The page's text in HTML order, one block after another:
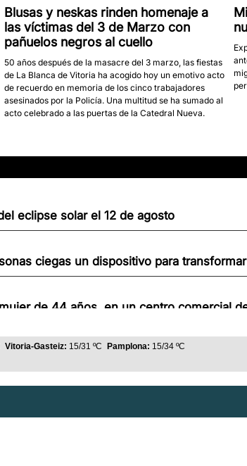
Blusas y neskas rinden homenaje a
las víctimas del 3 de Marzo con
pañuelos negros al cuello
50 años después de la masacre del 3 marzo, las fiestas
de La Blanca de Vitoria ha acogido hoy un emotivo acto
de recuerdo en memoria de los cinco trabajadores
asesinados por la Policía. Una multitud se ha sumado al
acto celebrado a las puertas de la Catedral Nueva.
eclipse solar el 12 de agosto
ciegas un dispositivo para
de 44 años, en un centro comercial
del eclipse del 12 de agosto
para dar inicio a Aste Nagusia
migrantes, mientras Navarra
Vitoria-Gasteiz: 15/31 ºC Pamplona: 15/34 ºC